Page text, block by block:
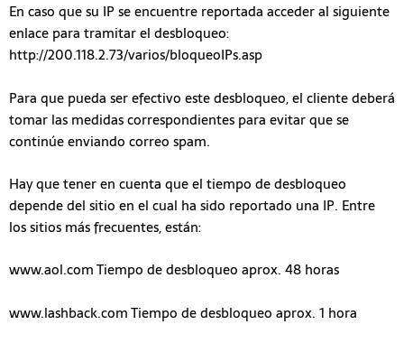
En caso que su IP se encuentre reportada acceder al siguiente
enlace para tramitar el desbloqueo:
http://200.118.2.73/varios/bloqueoIPs.asp
Para que pueda ser efectivo este desbloqueo, el cliente deberá
tomar las medidas correspondientes para evitar que se
continúe enviando correo spam.
Hay que tener en cuenta que el tiempo de desbloqueo
depende del sitio en el cual ha sido reportado una IP. Entre
los sitios más frecuentes, están:
www.aol.com Tiempo de desbloqueo aprox. 48 horas
www.lashback.com Tiempo de desbloqueo aprox. 1 hora